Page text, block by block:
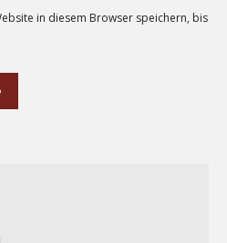
in diesem Browser speichern, bis